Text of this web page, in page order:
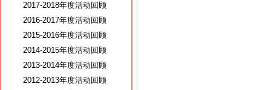
2017-2018年度活动回顾
2016-2017年度活动回顾
2015-2016年度活动回顾
2014-2015年度活动回顾
2013-2014年度活动回顾
2012-2013年度活动回顾